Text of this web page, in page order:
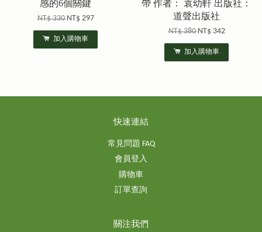
感的6個關鍵
NT$ 330NT$ 297
加入購物車
帶 作者： 袁幼軒 出版社：
道聲出版社
NT$ 380NT$ 342
加入購物車
快速連結
常見問題 FAQ
會員登入
購物車
訂單查詢
關注我們